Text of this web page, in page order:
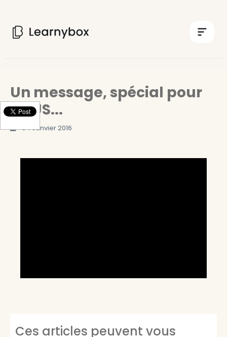
Un message, spécial pour
VOUS...
04 Janvier 2016
Ces articles peuvent vous